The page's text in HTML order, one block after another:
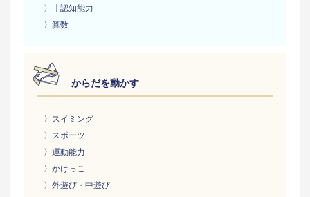
〉非認知能力
〉算数
からだを動かす
〉スイミング
〉スポーツ
〉運動能力
〉かけっこ
〉外遊び・中遊び